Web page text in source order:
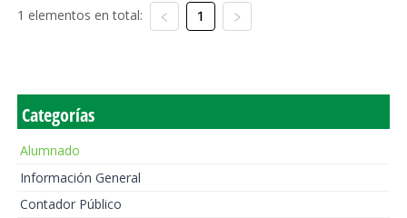
1 elementos en total: 1
Categorías
Alumnado
Información General
Contador Público